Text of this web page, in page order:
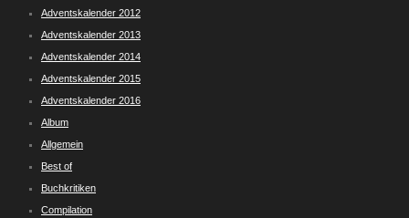
Adventskalender 2012
Adventskalender 2013
Adventskalender 2014
Adventskalender 2015
Adventskalender 2016
Album
Allgemein
Best of
Buchkritiken
Compilation